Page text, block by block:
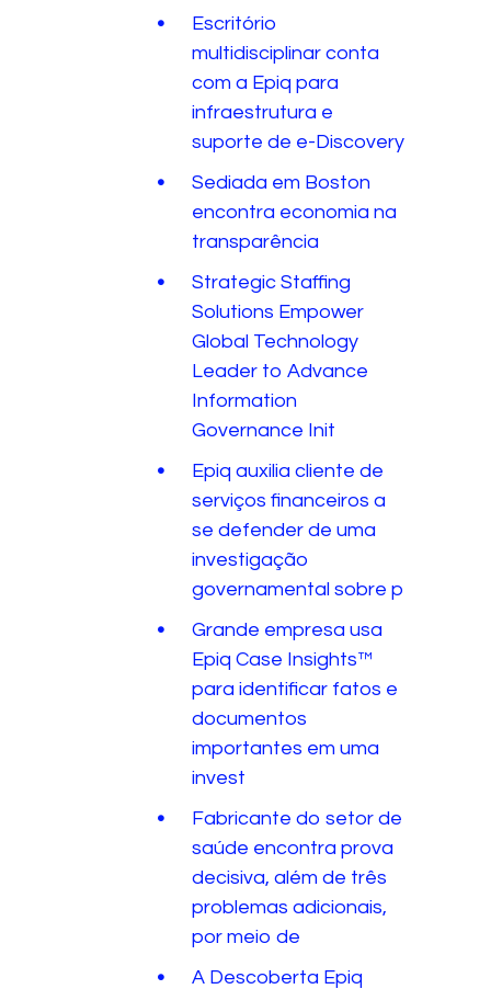
Escritório
multidisciplinar conta
com a Epiq para
infraestrutura e
suporte de e-Discovery
Sediada em Boston
encontra economia na
transparência
Strategic Staffing
Solutions Empower
Global Technology
Leader to Advance
Information
Governance Init
Epiq auxilia cliente de
serviços financeiros a
se defender de uma
investigação
governamental sobre p
Grande empresa usa
Epiq Case Insights™
para identificar fatos e
documentos
importantes em uma
invest
Fabricante do setor de
saúde encontra prova
decisiva, além de três
problemas adicionais,
por meio de
A Descoberta Epiq